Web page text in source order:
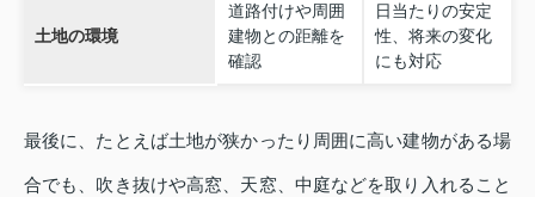
土地の環境
道路付けや周囲
建物との距離を
確認
日当たりの安定
性、将来の変化
にも対応
最後に、たとえば土地が狭かったり周囲に高い建物がある場
合でも、吹き抜けや高窓、天窓、中庭などを取り入れること